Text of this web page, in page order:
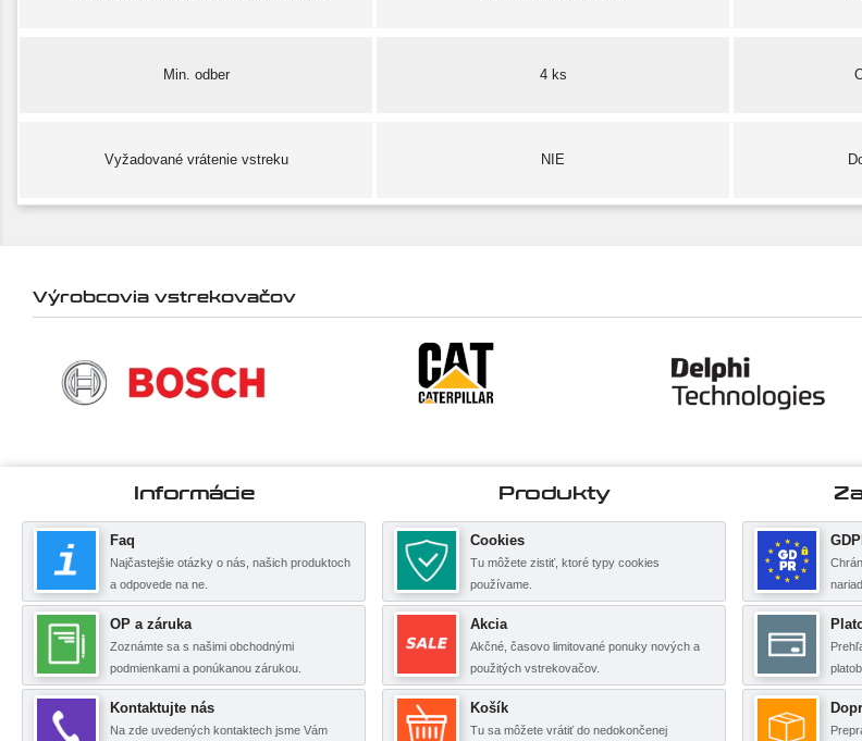
Min. odber 4 ks
Vyžadované vrátenie vstreku NIE
Výrobcovia vstrekovačov
Informácie
Faq
Najčastejšie otázky o nás, našich produktoch
a odpovede na ne.
OP a záruka
Zoznámte sa s našimi obchodnými
podmienkami a ponúkanou zárukou.
Kontaktujte nás
Na zde uvedených kontaktech jsme Vám
Produkty
Cookies
Tu môžete zistiť, ktoré typy cookies
používame.
Akcia
Akčné, časovo limitované ponuky nových a
použitých vstrekovačov.
Košík
Tu sa môžete vrátiť do nedokončenej